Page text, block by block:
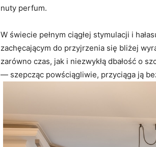
nuty perfum.
W świecie pełnym ciągłej stymulacji i
zachęcającym do przyjrzenia się bliżej
zarówno czas, jak i niezwykłą dbałość o
— szepcząc powściągliwie, przyciąga ją